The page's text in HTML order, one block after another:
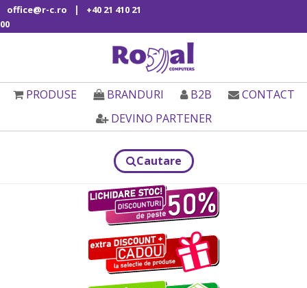
office@r-c.ro |
+40 21 410 21
00
PRODUSE BRANDURI B2B
CONTACT
DEVINO PARTENER
Cautare